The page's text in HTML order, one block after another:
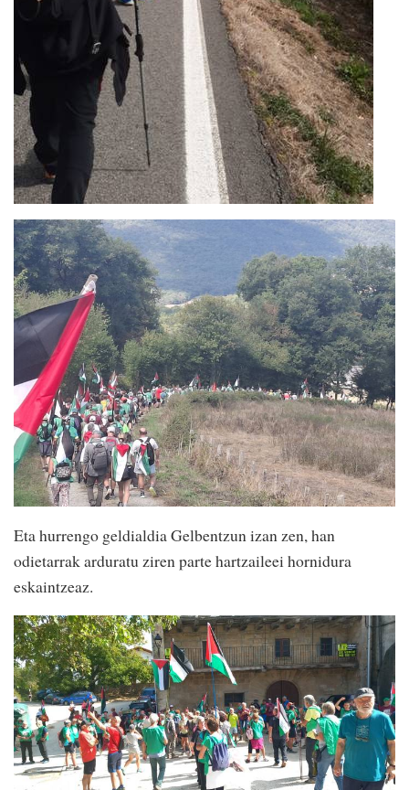
Eta hurrengo geldialdia Gelbentzun izan zen, han
odietarrak arduratu ziren parte hartzaileei hornidura
eskaintzeaz.